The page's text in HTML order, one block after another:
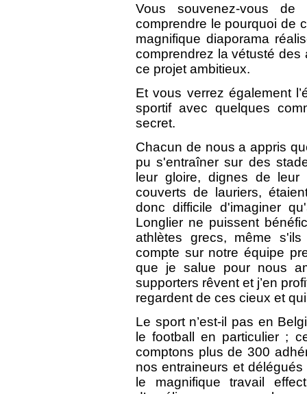
Vous souvenez-vous
comprendre le pourquoi de
magnifique diaporama
comprendrez la vétusté
ce projet ambitieux.
Et vous verrez également
sportif avec quelques
secret.
Chacun de nous a appris
pu s'entraîner sur des
leur gloire, dignes de
couverts de lauriers,
donc difficile d'imaginer
Longlier ne puissent
athlètes grecs, même
compte sur notre équipe
que je salue pour nous
supporters rêvent et j’en
regardent de ces cieux et
Le sport n’est-il pas en
le football en particulier ;
comptons plus de 300
nos entraineurs et
le magnifique travail